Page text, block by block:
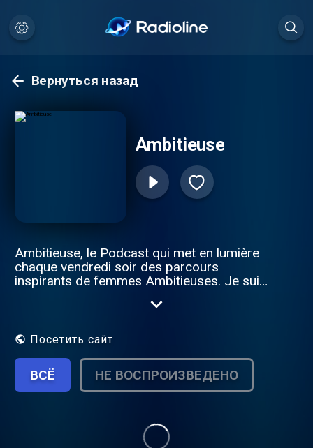
Вернуться назад
Ambitieuse
Ambitieuse, le Podcast qui met en lumière
chaque vendredi soir des parcours
inspirants de femmes Ambitieuses. Je suis
sur différentes plateformes depuis
réseaux sociaux sous le nom d'Elyrose. J’ai
femmes exceptionnelles et j’ai crée ce
podcast dans le but de partager ces
histoires qui méritent d’être connues. Les
sont riches et plein de rebondissements.
J'espère qu'ils vous inspireront.
Посетить сайт
ВСЁ НЕ ВОСПРОИЗВЕДЕНО